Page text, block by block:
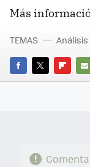
Más
FACEBOOK
TWITTER
E-
TEMAS Análisis